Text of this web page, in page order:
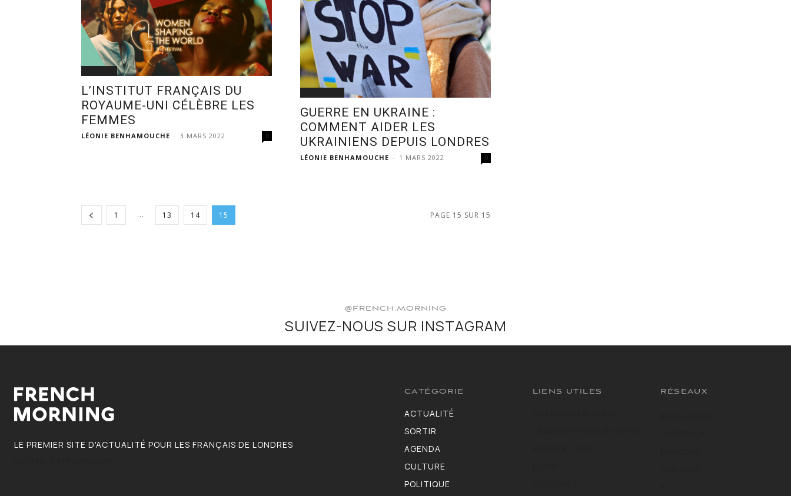
L’INSTITUT FRANÇAIS DU
ROYAUME-UNI CÉLÈBRE LES
FEMMES
LÉONIE BENHAMOUCHE - 3 MARS 2022 0
GUERRE EN UKRAINE :
COMMENT AIDER LES
UKRAINIENS DEPUIS LONDRES
LÉONIE BENHAMOUCHE - 1 MARS 2022 0
1 ... 13 14 15 PAGE 15 SUR 15
@FRENCH.MORNING
SUIVEZ-NOUS SUR INSTAGRAM
LE PREMIER SITE D'ACTUALITÉ POUR LES FRANÇAIS DE LONDRES
CATÉGORIE
ACTUALITÉ
SORTIR
AGENDA
CULTURE
POLITIQUE
LIENS UTILES RÉSEAUX